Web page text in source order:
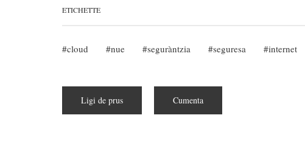
ETICHETTE
cloud nue seguràntzia seguresa internet
Ligi de prus
de
Cumenta